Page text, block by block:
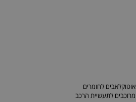
אוטוקלאבים לחומרים
מרוכבים לתעשיית הרכב